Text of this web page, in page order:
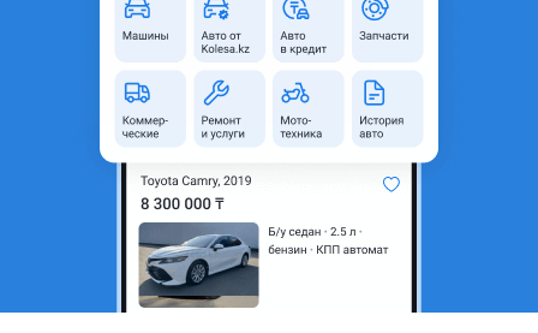
Объявление находится в архиве и может быть
Шемонаиха, Восточно-
Казахстанская область
2001 - 2014 1 поколение
Хэтчбек
Объем двигателя, л
Пробег